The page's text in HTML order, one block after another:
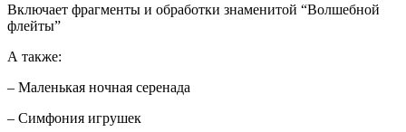
Включает фрагменты и обработки знаменитой “Волшебной
флейты”
А также:
– Маленькая ночная серенада
– Симфония игрушек